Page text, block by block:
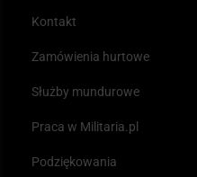
Kontakt
Zamówienia hurtowe
Służby mundurowe
Praca w Militaria.pl
Podziękowania